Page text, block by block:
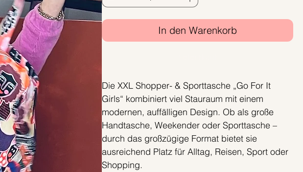
In den Warenkorb
Die XXL Shopper- & Sporttasche „Go For It
Girls“ kombiniert viel Stauraum mit einem
modernen, auffälligen Design. Ob als große
Handtasche, Weekender oder Sporttasche –
durch das großzügige Format bietet sie
ausreichend Platz für Alltag, Reisen, Sport oder
Shopping.